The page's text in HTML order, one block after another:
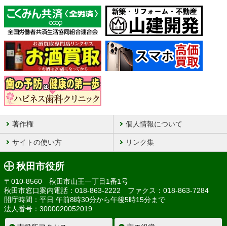
著作権 個人情報について
サイトの使い方 リンク集
秋田市役所
〒010-8560 秋田市山王一丁目1番1号
秋田市窓口案内電話：018-863-2222 ファクス：018-863-7284
開庁時間：平日 午前8時30分から午後5時15分まで
法人番号：3000020052019